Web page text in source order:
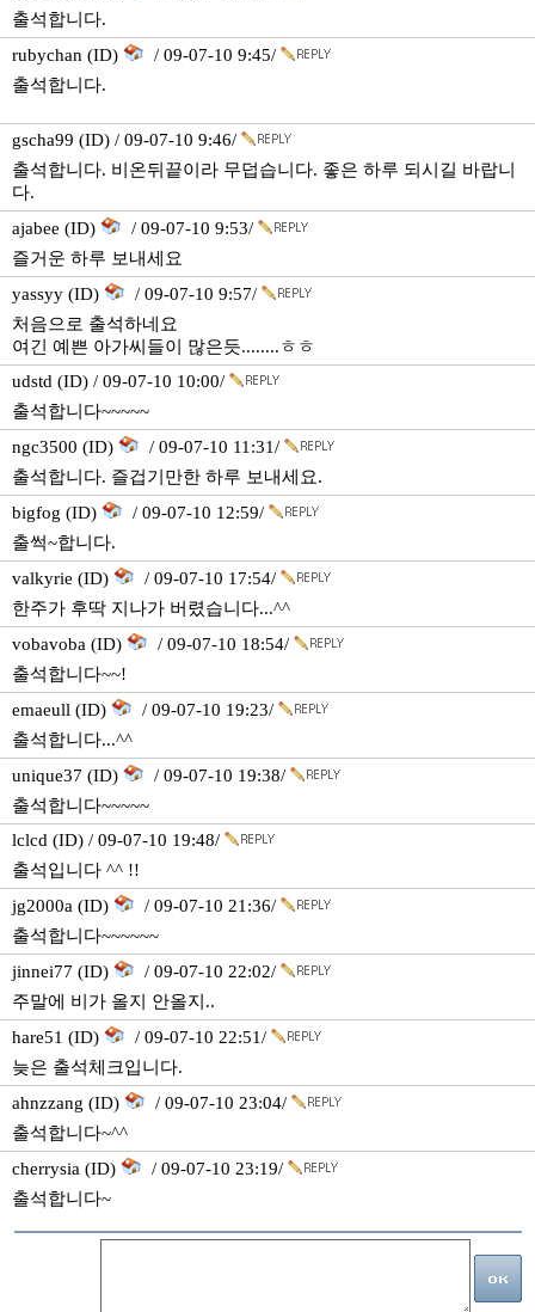
출석합니다.
rubychan (ID)
/ 09-07-10 9:45/
출석합니다.
gscha99 (ID) / 09-07-10 9:46/
출석합니다. 비온뒤끝이라 무덥습니다. 좋은 하루 되시길 바랍니
다.
ajabee (ID)
/ 09-07-10 9:53/
즐거운 하루 보내세요
yassyy (ID)
/ 09-07-10 9:57/
처음으로 출석하네요
여긴 예쁜 아가씨들이 많은듯........ㅎㅎ
udstd (ID) / 09-07-10 10:00/
출석합니다~~~~~
ngc3500 (ID)
/ 09-07-10 11:31/
출석합니다. 즐겁기만한 하루 보내세요.
bigfog (ID)
/ 09-07-10 12:59/
출썩~합니다.
valkyrie (ID)
/ 09-07-10 17:54/
한주가 후딱 지나가 버렸습니다...^^
vobavoba (ID)
/ 09-07-10 18:54/
출석합니다~~!
emaeull (ID)
/ 09-07-10 19:23/
출석합니다...^^
unique37 (ID)
/ 09-07-10 19:38/
출석합니다~~~~~
lclcd (ID) / 09-07-10 19:48/
출석입니다 ^^ !!
jg2000a (ID)
/ 09-07-10 21:36/
출석합니다~~~~~~
jinnei77 (ID)
/ 09-07-10 22:02/
주말에 비가 올지 안올지..
hare51 (ID)
/ 09-07-10 22:51/
늦은 출석체크입니다.
ahnzzang (ID)
/ 09-07-10 23:04/
출석합니다~^^
cherrysia (ID)
/ 09-07-10 23:19/
출석합니다~